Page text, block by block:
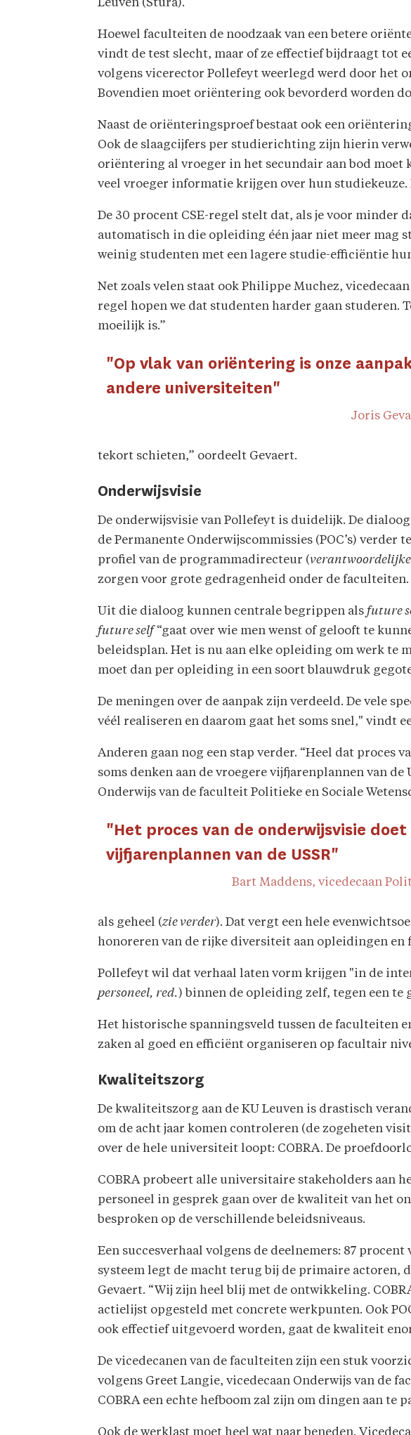
Leuven (Stura).
Hoewel faculteiten de noodzaak van een betere
vindt de test slecht, maar of ze effectief bijdraagt tot
volgens vicerector Pollefeyt weerlegd werd door het
Bovendien moet oriëntering ook bevorderd worden
Naast de oriënteringsproef bestaat ook een
Ook de slaagcijfers per studierichting zijn hierin
oriëntering al vroeger in het secundair aan bod moet
veel vroeger informatie krijgen over hun studiekeuze.
De 30 procent CSE-regel stelt dat, als je voor minder
automatisch in die opleiding één jaar niet meer mag
weinig studenten met een lagere studie-efficiëntie
Net zoals velen staat ook Philippe Muchez,
regel hopen we dat studenten harder gaan studeren.
moeilijk is.”
"Op vlak van oriëntering is onze
andere universiteiten"
Joris
tekort schieten,” oordeelt Gevaert.
Onderwijsvisie
De onderwijsvisie van Pollefeyt is duidelijk. De
de Permanente Onderwijscommissies (POC’s)
profiel van de programmadirecteur (
zorgen voor grote gedragenheid onder de faculteiten.
Uit die dialoog kunnen centrale begrippen als future
future self“gaat over wie men wenst of gelooft te
beleidsplan. Het is nu aan elke opleiding om werk te
moet dan per opleiding in een soort blauwdruk
De meningen over de aanpak zijn verdeeld. De vele
véél realiseren en daarom gaat het soms snel," vindt
Anderen gaan nog een stap verder. “Heel dat proces
soms denken aan de vroegere vijfjarenplannen van
Onderwijs van de faculteit Politieke en Sociale
"Het proces van de onderwijsvisie
vijfjarenplannen van de USSR"
Bart Maddens, vicedecaan
als geheel (zie verder). Dat vergt een hele
honoreren van de rijke diversiteit aan opleidingen en
Pollefeyt wil dat verhaal laten vorm krijgen "in de
personeel, red.) binnen de opleiding zelf, tegen een
Het historische spanningsveld tussen de faculteiten
zaken al goed en efficiënt organiseren op facultair
Kwaliteitszorg
De kwaliteitszorg aan de KU Leuven is drastisch
om de acht jaar komen controleren (de zogeheten
over de hele universiteit loopt: COBRA. De
COBRA probeert alle universitaire stakeholders aan
personeel in gesprek gaan over de kwaliteit van het
besproken op de verschillende beleidsniveaus.
Een succesverhaal volgens de deelnemers: 87
systeem legt de macht terug bij de primaire actoren,
Gevaert. “Wij zijn heel blij met de ontwikkeling.
actielijst opgesteld met concrete werkpunten. Ook
ook effectief uitgevoerd worden, gaat de kwaliteit
De vicedecanen van de faculteiten zijn een stuk
volgens Greet Langie, vicedecaan Onderwijs van de
COBRA een echte hefboom zal zijn om dingen aan te
Ook de werklast moet heel wat naar beneden.